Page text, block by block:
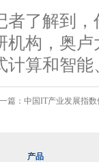
者了解到，
机构，奥
计算和智
篇： 中国IT产业发展指
产品